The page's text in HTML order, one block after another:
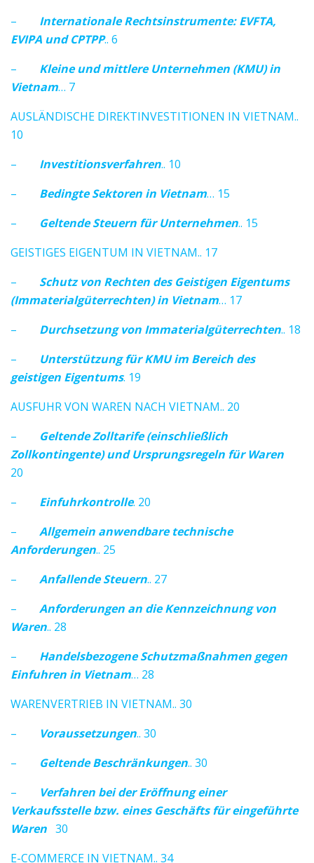
– Internationale Rechtsinstrumente: EVFTA,
EVIPA und CPTPP.. 6
– Kleine und mittlere Unternehmen (KMU) in
Vietnam… 7
AUSLÄNDISCHE DIREKTINVESTITIONEN IN VIETNAM..
10
– Investitionsverfahren.. 10
– Bedingte Sektoren in Vietnam… 15
– Geltende Steuern für Unternehmen.. 15
GEISTIGES EIGENTUM IN VIETNAM.. 17
– Schutz von Rechten des Geistigen Eigentums
(Immaterialgüterrechten) in Vietnam… 17
– Durchsetzung von Immaterialgüterrechten.. 18
– Unterstützung für KMU im Bereich des
geistigen Eigentums. 19
AUSFUHR VON WAREN NACH VIETNAM.. 20
– Geltende Zolltarife (einschließlich
Zollkontingente) und Ursprungsregeln für Waren
20
– Einfuhrkontrolle. 20
– Allgemein anwendbare technische
Anforderungen.. 25
– Anfallende Steuern.. 27
– Anforderungen an die Kennzeichnung von
Waren.. 28
– Handelsbezogene Schutzmaßnahmen gegen
Einfuhren in Vietnam… 28
WARENVERTRIEB IN VIETNAM.. 30
–
Voraussetzungen.. 30
– Geltende Beschränkungen.. 30
–
Verfahren bei der Eröffnung einer
Verkaufsstelle bzw. eines Geschäfts für eingeführte
Waren 30
E-COMMERCE IN VIETNAM.. 34